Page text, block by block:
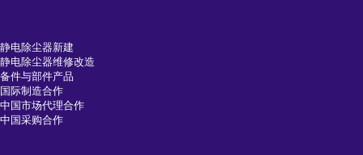
静电除尘器新建
静电除尘器维修改造
备件与部件产品
国际制造合作
中国市场代理合作
中国采购合作